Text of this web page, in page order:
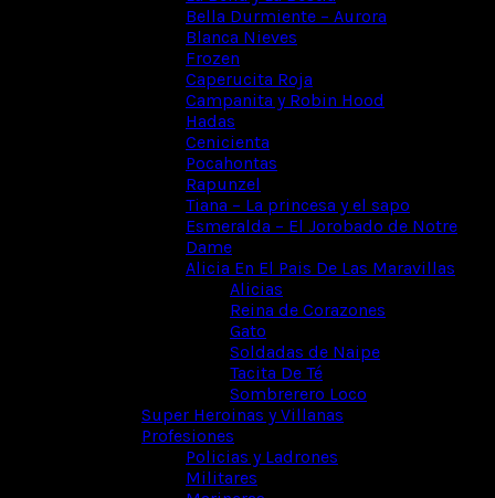
Bella Durmiente – Aurora
Blanca Nieves
Frozen
Caperucita Roja
Campanita y Robin Hood
Hadas
Cenicienta
Pocahontas
Rapunzel
Tiana – La princesa y el sapo
Esmeralda – El Jorobado de Notre
Dame
Alicia En El Pais De Las Maravillas
Alicias
Reina de Corazones
Gato
Soldadas de Naipe
Tacita De Té
Sombrerero Loco
Super Heroinas y Villanas
Profesiones
Policias y Ladrones
Militares